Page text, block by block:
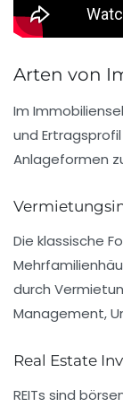
Arten von
Im
und
Anlageformen
Die klassische
durch
Management,
Real Estate
REITs sind